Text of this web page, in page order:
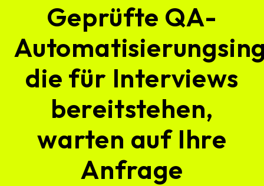
Geprüfte QA-
die für Interviews
bereitstehen,
warten auf Ihre
Anfrage